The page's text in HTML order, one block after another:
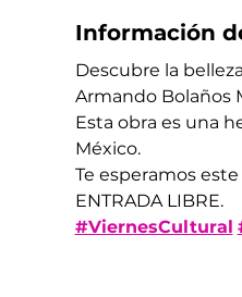
Información
Descubre la
Armando Bolaños
Esta obra es una
México.
Te esperamos
ENTRADA LIBRE.
#ViernesCultural